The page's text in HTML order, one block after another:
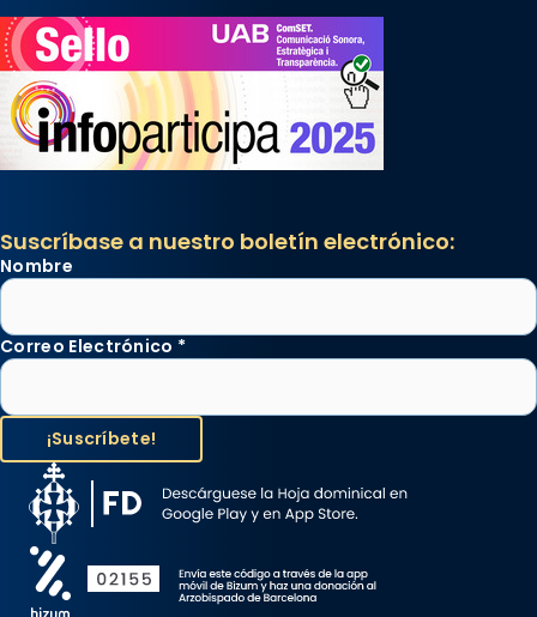
Suscríbase a nuestro boletín electrónico:
Nombre
Correo Electrónico *